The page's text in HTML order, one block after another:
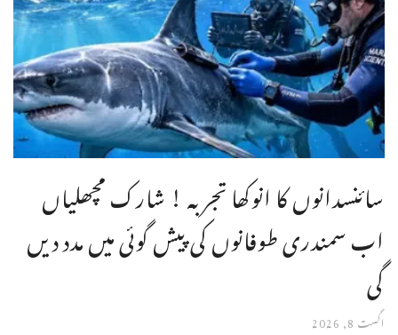
سائنسدانوں کا انوکھا تجربہ ! شارک مچھلیاں
اب سمندری طوفانوں کی پیش گوئی میں مدد دیں
گی
اگست 8, 2026